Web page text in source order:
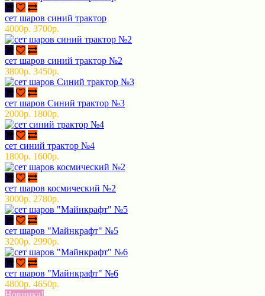
сет шаров синий трактор
4000р. 3700р.
сет шаров синий трактор №2
3800р. 3450р.
сет шаров Синий трактор №3
2000р. 1800р.
сет синий трактор №4
1800р. 1600р.
сет шаров космический №2
3000р. 2780р.
сет шаров "Майнкрафт" №5
3200р. 2990р.
сет шаров "Майнкрафт" №6
4800р. 4650р.